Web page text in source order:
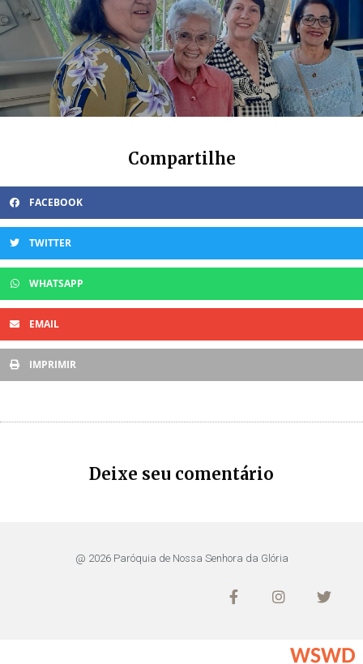
Compartilhe
FACEBOOK
TWITTER
WHATSAPP
EMAIL
IMPRIMIR
Deixe seu comentário
@ 2026 Paróquia de Nossa Senhora da Glória